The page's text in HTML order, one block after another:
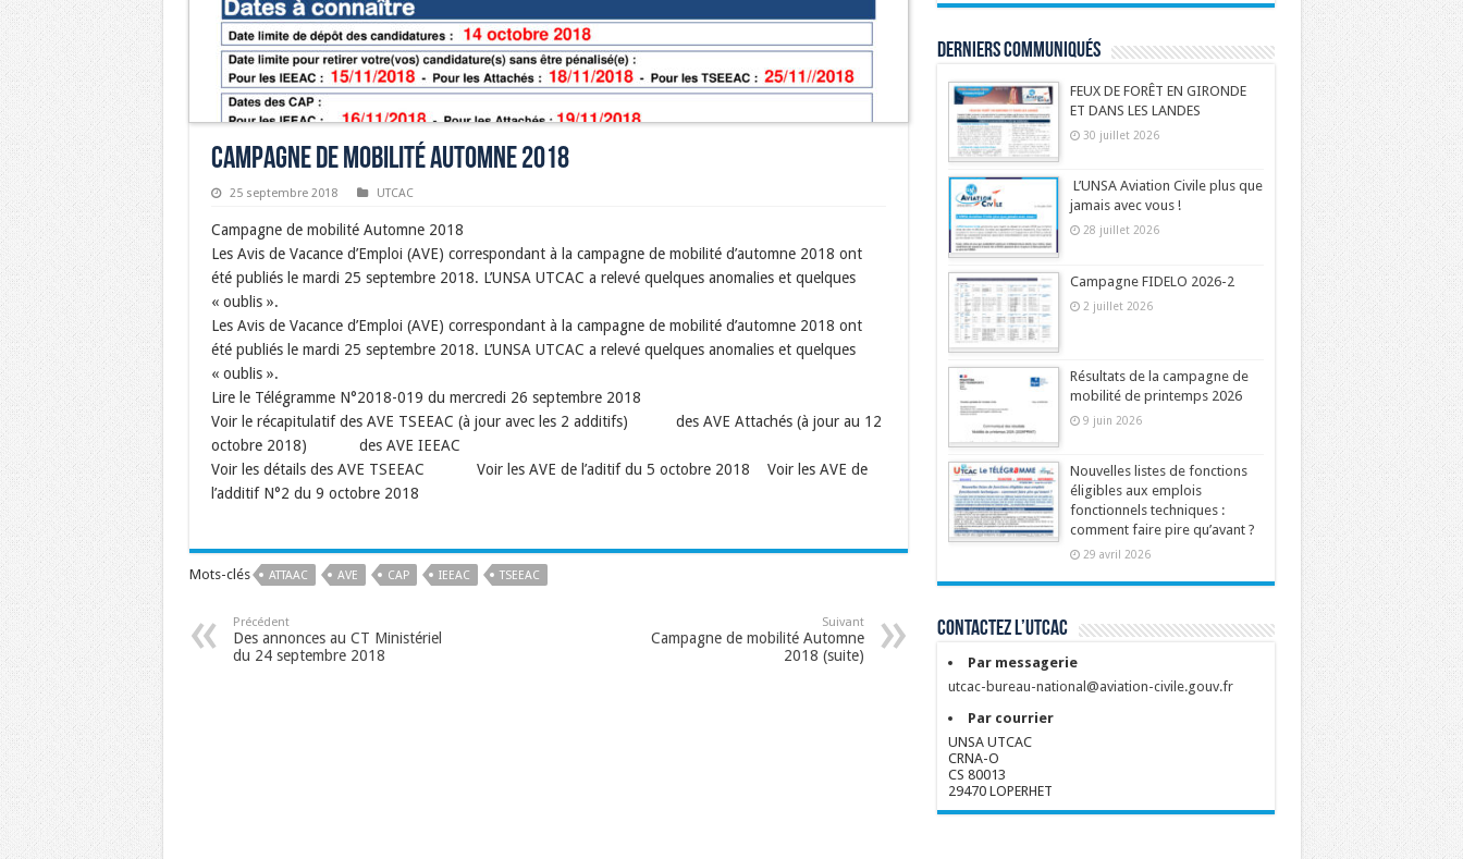
Campagne de mobilité Automne 2018
25 septembre 2018 UTCAC
Campagne de mobilité Automne 2018
Les Avis de Vacance d’Emploi (AVE) correspondant à la campagne de mobilité d’automne 2018 ont
été publiés le mardi 25 septembre 2018. L’UNSA UTCAC a relevé quelques anomalies et quelques
« oublis ».
Les Avis de Vacance d’Emploi (AVE) correspondant à la campagne de mobilité d’automne 2018 ont
été publiés le mardi 25 septembre 2018. L’UNSA UTCAC a relevé quelques anomalies et quelques
« oublis ».
Lire le Télégramme N°2018-019 du mercredi 26 septembre 2018
Voir le récapitulatif des AVE TSEEAC (à jour avec les 2 additifs) des AVE Attachés (à jour au 12
octobre 2018) des AVE IEEAC
Voir les détails des AVE TSEEAC Voir les AVE de l’aditif du 5 octobre 2018 Voir les AVE de
l’additif N°2 du 9 octobre 2018
Mots-clés ATTAAC AVE CAP IEEAC TSEEAC
Précédent
Des annonces au CT Ministériel
du 24 septembre 2018
Suivant
Campagne de mobilité Automne
2018 (suite)
Derniers communiqués
FEUX DE FORÊT EN GIRONDE
ET DANS LES LANDES
30 juillet 2026
L’UNSA Aviation Civile plus que
jamais avec vous !
28 juillet 2026
Campagne FIDELO 2026-2
2 juillet 2026
Résultats de la campagne de
mobilité de printemps 2026
9 juin 2026
Nouvelles listes de fonctions
éligibles aux emplois
fonctionnels techniques :
comment faire pire qu’avant ?
29 avril 2026
Contactez l’UTCAC
Par messagerie
utcac-bureau-national@aviation-civile.gouv.fr
Par courrier
UNSA UTCAC
CRNA-O
CS 80013
29470 LOPERHET